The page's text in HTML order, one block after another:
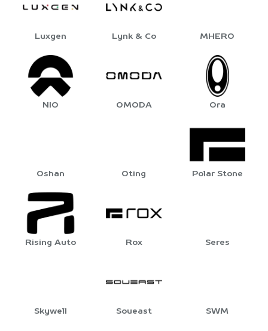
Luxgen Lynk & Co MHERO
NIO OMODA Ora
Oshan Oting Polar Stone
Rising Auto Rox Seres
Skywell Soueast SWM